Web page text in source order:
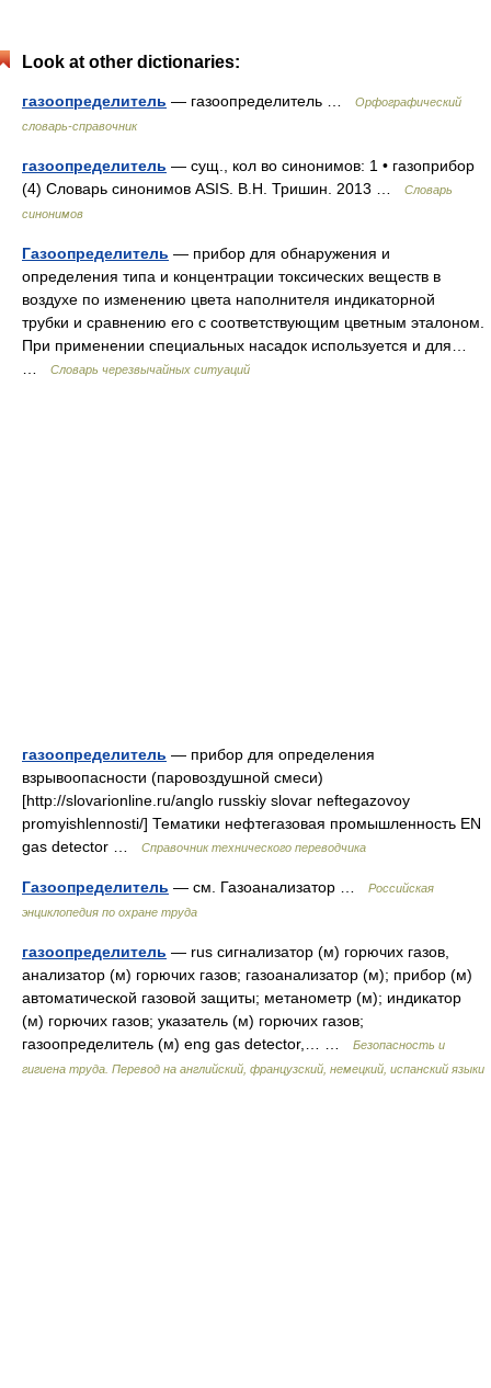
Look at other dictionaries:
газоопределитель — газоопределитель …
Орфографический
словарь-справочник
газоопределитель — сущ., кол во синонимов: 1 • газоприбор
(4) Словарь синонимов ASIS. В.Н. Тришин. 2013 …
Словарь
синонимов
Газоопределитель — прибор для обнаружения и
определения типа и концентрации токсических веществ в
воздухе по изменению цвета наполнителя индикаторной
трубки и сравнению его с соответствующим цветным эталоном.
При применении специальных насадок используется и для…
Словарь черезвычайных ситуаций
газоопределитель — прибор для определения
взрывоопасности (паровоздушной смеси)
[http://slovarionline.ru/anglo russkiy slovar neftegazovoy
promyishlennosti/] Тематики нефтегазовая промышленность EN
gas detector …
Справочник технического переводчика
Газоопределитель — см. Газоанализатор …
Российская
энциклопедия по охране труда
газоопределитель — rus сигнализатор (м) горючих газов,
анализатор (м) горючих газов; газоанализатор (м); прибор (м)
автоматической газовой защиты; метанометр (м); индикатор
(м) горючих газов; указатель (м) горючих газов;
газоопределитель (м) eng gas detector,… …
Безопасность и
гигиена труда. Перевод на английский, французский, немецкий, испанский языки